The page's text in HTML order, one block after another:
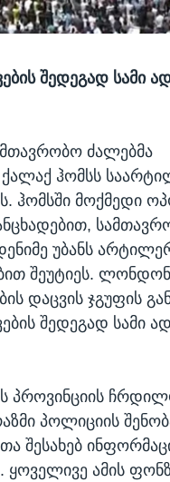
შედეგად სამი
ძალებმა
ქალაქ ჰომსს
ჰომსში მოქმედი
უბანს
შეუტიეს.
დაცვის ჯგუფის
შედეგად სამი
პროვინციის
პოლიციის
შესახებ
ამის